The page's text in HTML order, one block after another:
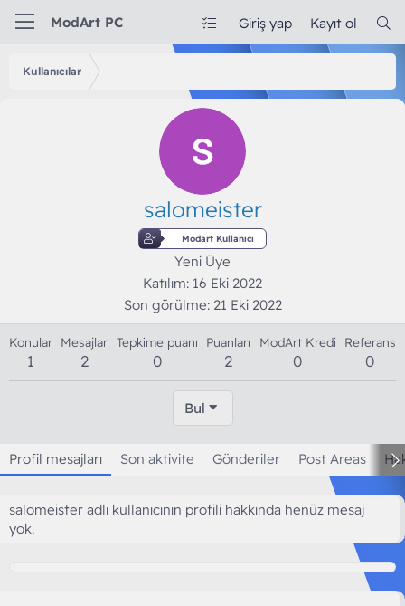
ModArt PC Giriş yap Kayıt ol
Kullanıcılar
salomeister
Modart Kullanıcı
Yeni Üye
Katılım 16 Eki 2022
Son görülme 21 Eki 2022
Konular
1
Mesajlar
2
Tepkime puanı
0
Puanları
2
ModArt Kredi
0
Referans
0
Bul
Profil mesajları Son aktivite Gönderiler Post Areas
salomeister adlı kullanıcının profili hakkında henüz mesaj
yok.